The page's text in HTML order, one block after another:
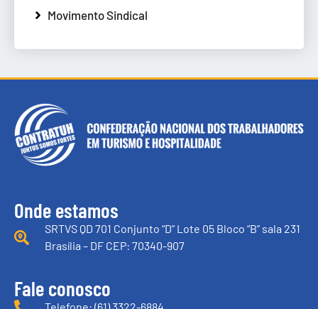
Movimento Sindical
Onde estamos
SRTVS QD 701 Conjunto “D” Lote 05 Bloco “B” sala 231
Brasília – DF CEP: 70340-907
Fale conosco